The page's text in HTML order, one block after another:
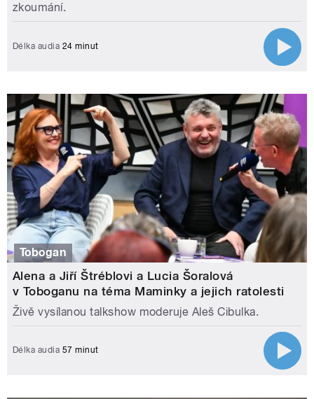
zkoumání.
Délka audia 24 minut
Tobogan
Alena a Jiří Štréblovi a Lucia Šoralová
v Toboganu na téma Maminky a jejich ratolesti
Živě vysílanou talkshow moderuje Aleš Cibulka.
Délka audia 57 minut